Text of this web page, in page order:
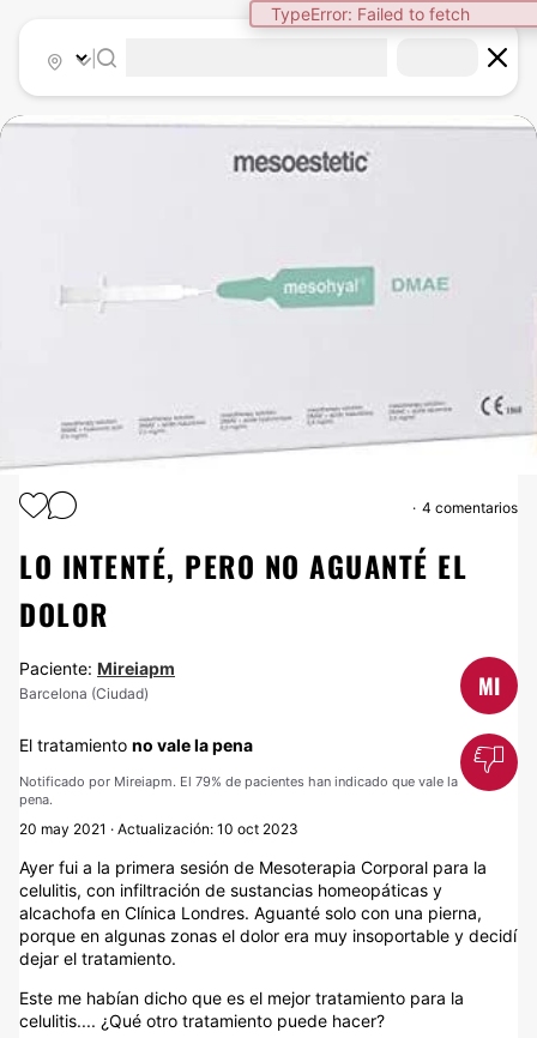
TypeError: Failed to fetch
MESOTERAPIA
4 comentarios
LO INTENTÉ, PERO NO AGUANTÉ EL
DOLOR
Paciente: Mireiapm
Barcelona (Ciudad) MI
El tratamiento no vale la pena
Notificado por Mireiapm. El 79% de pacientes han indicado que vale la
pena.
20 may 2021 · Actualización: 10 oct 2023
Ayer fui a la primera sesión de Mesoterapia Corporal para la
celulitis, con infiltración de sustancias homeopáticas y
alcachofa en Clínica Londres. Aguanté solo con una pierna,
porque en algunas zonas el dolor era muy insoportable y decidí
dejar el tratamiento.
Este me habían dicho que es el mejor tratamiento para la
celulitis.... ¿Qué otro tratamiento puede hacer?